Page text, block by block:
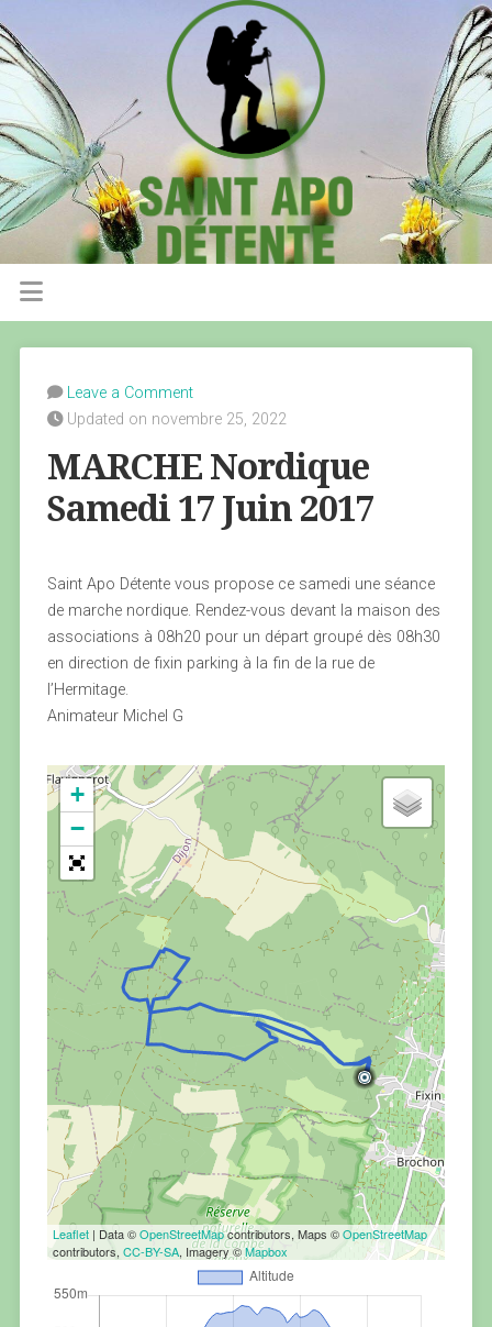
Leave a Comment
Updated on novembre 25, 2022
MARCHE Nordique
Samedi 17 Juin 2017
Saint Apo Détente vous propose ce samedi une séance
de marche nordique. Rendez-vous devant la maison des
associations à 08h20 pour un départ groupé dès 08h30
en direction de fixin parking à la fin de la rue de
l’Hermitage.
Animateur Michel G
+
−
Leaflet| Data ©OpenStreetMapcontributors, Maps ©OpenStreetMap
contributors, CC-BY-SA, Imagery ©Mapbox